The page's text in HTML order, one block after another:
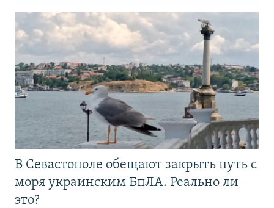
В Севастополе обещают закрыть путь с
моря украинским БпЛА. Реально ли
это?